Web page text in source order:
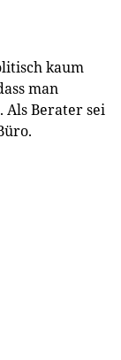
kaum
man
Als Berater sei